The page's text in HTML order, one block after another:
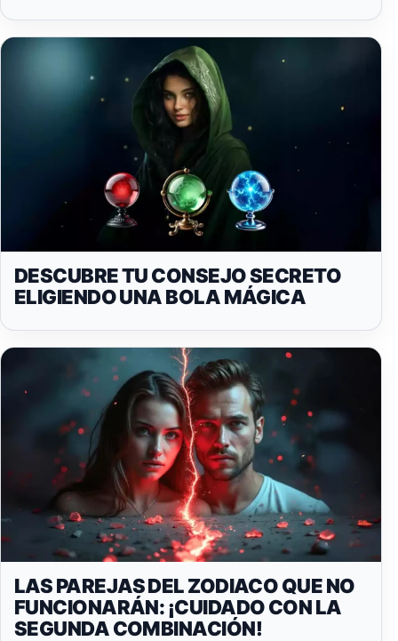
DESCUBRE TU CONSEJO SECRETO
ELIGIENDO UNA BOLA MÁGICA
LAS PAREJAS DEL ZODIACO QUE NO
FUNCIONARÁN: ¡CUIDADO CON LA
SEGUNDA COMBINACIÓN!